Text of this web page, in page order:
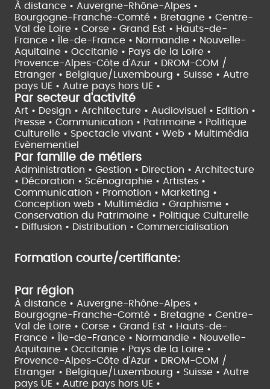
À distance • Auvergne-Rhône-Alpes •
Bourgogne-Franche-Comté • Bretagne • Centre-
Val de Loire • Corse • Grand Est • Hauts-de-
France •
Île-de-France • Normandie • Nouvelle-
Aquitaine • Occitanie • Pays de la Loire •
Provence-Alpes-Côte d'Azur • DROM-COM /
Etranger • Belgique/Luxembourg • Suisse • Autre
pays UE • Autre pays hors UE •
Par secteur d'activité
Art • Design • Architecture • Audiovisuel • Edition •
Presse • Communication • Patrimoine • Politique
Culturelle • Spectacle vivant • Web • Multimédia
Evènementiel
Par famille de métiers
Administration • Gestion • Direction • Architecture
• Décoration • Scénographie • Artistes •
Communication • Promotion • Marketing •
Conception web • Multimédia • Graphisme •
Conservation du Patrimoine • Politique Culturelle
• Diffusion • Distribution • Commercialisation
Formation courte/certifiante:
Par région
À distance • Auvergne-Rhône-Alpes •
Bourgogne-Franche-Comté • Bretagne • Centre-
Val de Loire • Corse • Grand Est • Hauts-de-
France •
Île-de-France • Normandie • Nouvelle-
Aquitaine • Occitanie • Pays de la Loire •
Provence-Alpes-Côte d'Azur • DROM-COM /
Etranger • Belgique/Luxembourg • Suisse • Autre
pays UE • Autre pays hors UE •